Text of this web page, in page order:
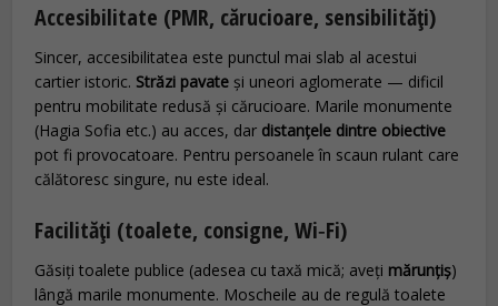
Accesibilitate (PMR, cărucioare, sensibilități)
Sincer, accesibilitatea este punctul mai slab al acestui
cartier istoric. Străzi pavate și uneori aglomerate — dificil
pentru mobilitate redusă și cărucioare. Marile monumente
(Hagia Sofia etc.) au acces, dar distanțele dintre obiective
pot fi provocatoare. Pentru persoanele în scaun rulant care
călătoresc singure, nu este ideal.
Facilități (toalete, consigne, Wi‑Fi)
Găsiți toalete publice (adesea cu taxă mică; aveți mărunțiș)
lângă marile monumente. Moscheile au de regulă toalete